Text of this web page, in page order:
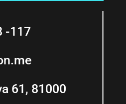
-117
61, 81000